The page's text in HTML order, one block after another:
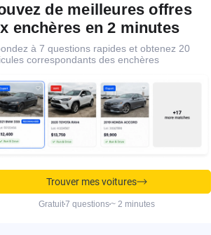
de meilleures offres
enchères en 2 minutes
à 7 questions rapides et obtenez 20
correspondants des enchères
Trouver mes voitures
Gratuit7 questions~ 2 minutes